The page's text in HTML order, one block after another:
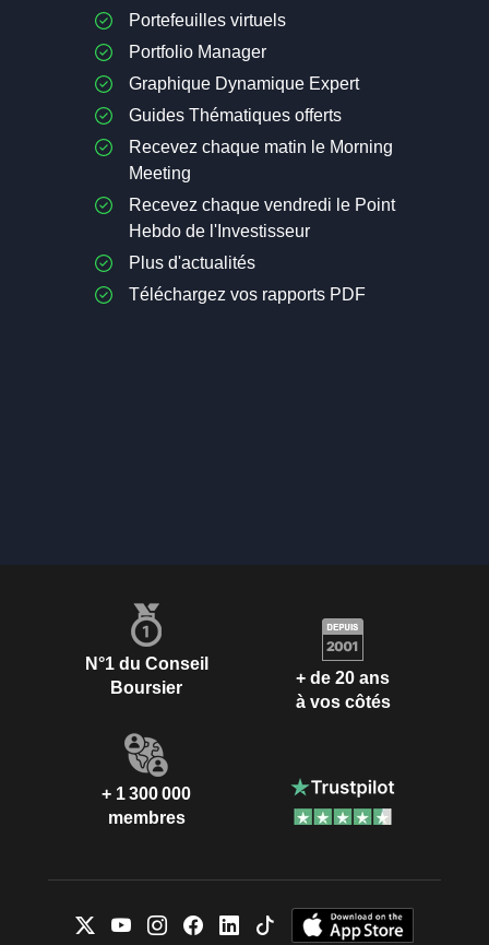
Portefeuilles virtuels
Portfolio Manager
Graphique Dynamique Expert
Guides Thématiques offerts
Recevez chaque matin le Morning
Meeting
Recevez chaque vendredi le Point
Hebdo de l'Investisseur
Plus d'actualités
Téléchargez vos rapports PDF
N°1 du Conseil
Boursier
+ de 20 ans
à vos côtés
+ 1 300 000
membres